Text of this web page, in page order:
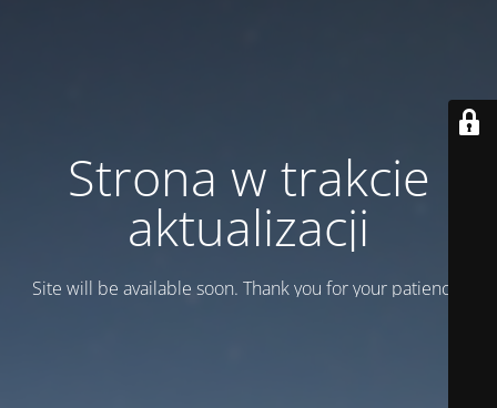
Strona w trakcie
aktualizacji
Site will be available soon. Thank you for your patience!